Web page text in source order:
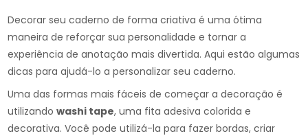
Decorar seu caderno de forma criativa é uma ótima
maneira de reforçar sua personalidade e tornar a
experiência de anotação mais divertida. Aqui estão algumas
dicas para ajudá-lo a personalizar seu caderno.
Uma das formas mais fáceis de começar a decoração é
utilizandowashi tape, uma fita adesiva colorida e
decorativa. Você pode utilizá-la para fazer bordas, criar